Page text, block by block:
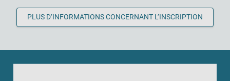
PLUS D’INFORMATIONS CONCERNANT L’INSCRIPTION